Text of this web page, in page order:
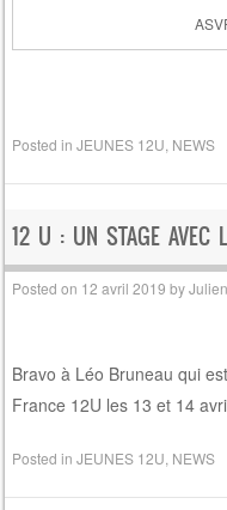
Posted inJEUNES 12U NEWS
12 U : UN STAGE AVEC
Posted on 12 avril 2019 by
Bravo à Léo Bruneau qui
France 12U les 13 et 14
Posted inJEUNES 12U NEWS